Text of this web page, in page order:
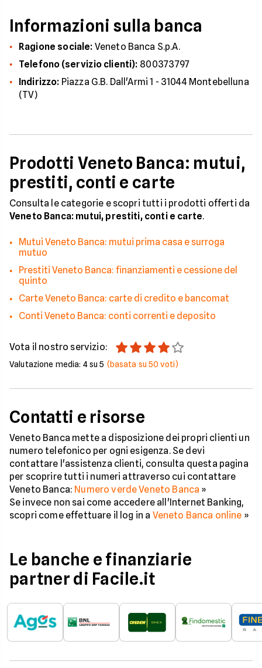
Informazioni sulla banca
Ragione sociale: Veneto Banca S.p.A.
Telefono (servizio clienti): 800373797
Indirizzo: Piazza G.B. Dall'Armi 1 - 31044 Montebelluna
(TV)
Prodotti Veneto Banca: mutui,
prestiti, conti e carte
Consulta le categorie e scopri tutti i prodotti offerti da
Veneto Banca: mutui, prestiti, conti e carte.
Mutui Veneto Banca: mutui prima casa e surroga
mutuo
Prestiti Veneto Banca: finanziamenti e cessione del
quinto
Carte Veneto Banca: carte di credito e bancomat
Conti Veneto Banca: conti correnti e deposito
Vota il nostro servizio:
Valutazione media: 4su 5 (basata su50 voti)
Contatti e risorse
Veneto Banca mette a disposizione dei propri clienti un
numero telefonico per ogni esigenza. Se devi
contattare l'assistenza clienti, consulta questa pagina
per scoprire tutti i numeri attraverso cui contattare
Veneto Banca: Numero verde Veneto Banca »
Se invece non sai come accedere all'Internet Banking,
scopri come effettuare il log in a Veneto Banca online »
Le banche e finanziarie
partner di Facile.it